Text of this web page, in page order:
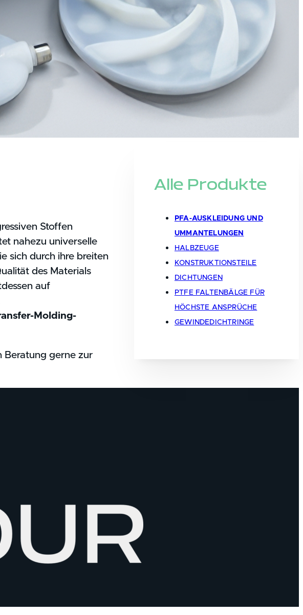
Stoffen
nahezu universelle
sich durch ihre breiten
des Materials
auf
Molding-
Beratung gerne zur
Alle Produkte
PFA-AUSKLEIDUNG UND
UMMANTELUNGEN
HALBZEUGE
KONSTRUKTIONSTEILE
DICHTUNGEN
PTFE FALTENBÄLGE FÜR
HÖCHSTE ANSPRÜCHE
GEWINDEDICHTRINGE